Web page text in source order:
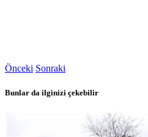
Önceki Sonraki
Bunlar da ilginizi çekebilir